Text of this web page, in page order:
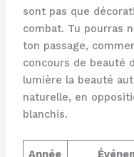
sont pas que
combat. Tu pourras
ton passage,
concours de beauté
lumière la beauté
naturelle, en
blanchis.
Année